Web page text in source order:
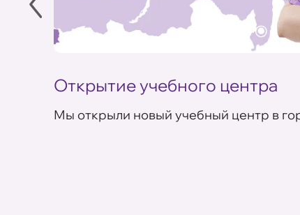
Открытие учебного центра
Мы открыли новый учебный центр в